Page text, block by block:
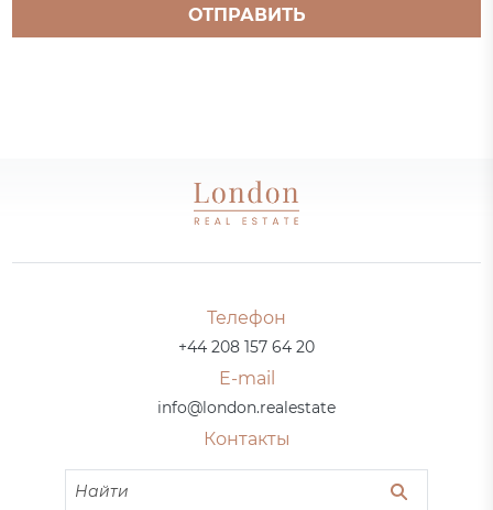
ОТПРАВИТЬ
Телефон
+44 208 157 64 20
E-mail
info@london.realestate
Контакты